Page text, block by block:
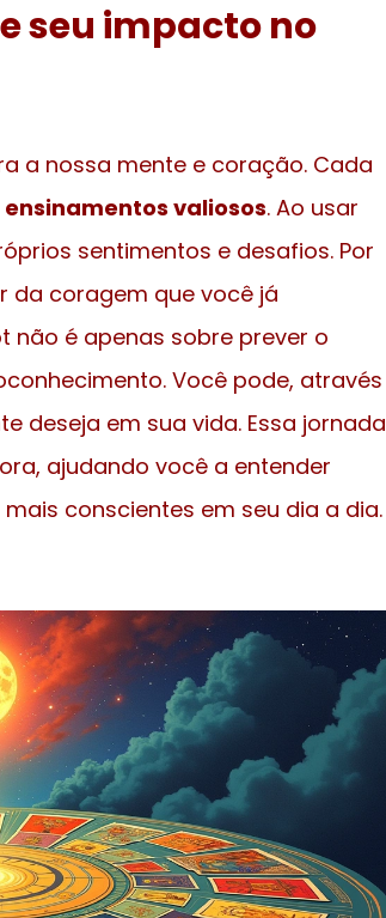
seu impacto no
a nossa mente e coração. Cada
ensinamentos valiosos. Ao usar
sentimentos e desafios. Por
da coragem que você já
não é apenas sobre prever o
Você pode, através
deseja em sua vida. Essa jornada
ajudando você a entender
conscientes em seu dia a dia.